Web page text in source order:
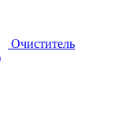
Очиститель